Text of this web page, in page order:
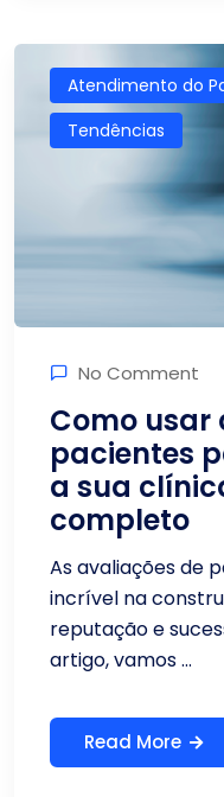
Atendimento do
Tendências
No Comment
Como usar
pacientes
a sua
completo
As avaliações de
incrível na
reputação e
artigo, vamos ...
Read More